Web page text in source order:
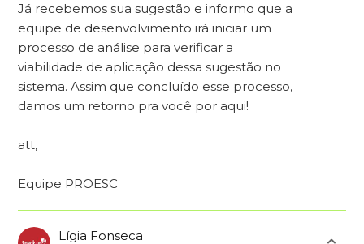
Já recebemos sua sugestão e informo que a
equipe de desenvolvimento irá iniciar um
processo de análise para verificar a
viabilidade de aplicação dessa sugestão no
sistema. Assim que concluído esse processo,
damos um retorno pra você por aqui!
att,
Equipe PROESC
Lígia Fonseca